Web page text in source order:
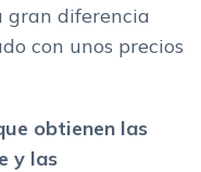
gran diferencia
con unos precios
obtienen las
y las